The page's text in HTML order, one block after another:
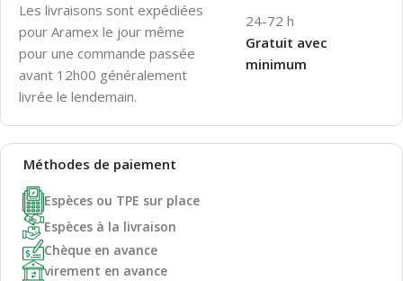
Les livraisons sont expédiées
pour Aramex le jour même
pour une commande passée
avant 12h00 généralement
livrée le lendemain.
24-72 h
Gratuit avec
minimum
Méthodes de paiement
Espèces ou TPE sur place
Espèces à la livraison
Chèque en avance
virement en avance